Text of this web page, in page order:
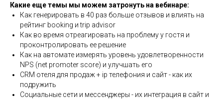
Какие еще темы мы можем затронуть на вебинаре:
Как генерировать в 40 раз больше отзывов и влиять на
рейтинг booking и trip advisor
Как во время отреагировать на проблему у гостя и
проконтролировать ее решение
Как на автомате измерять уровень удовлетворенности
NPS (net promoter score) и улучшать его
CRM отеля для продаж + ip телефония и сайт - как их
подружить
Социальные сети и мессенджеры - их интеграция в сайт и